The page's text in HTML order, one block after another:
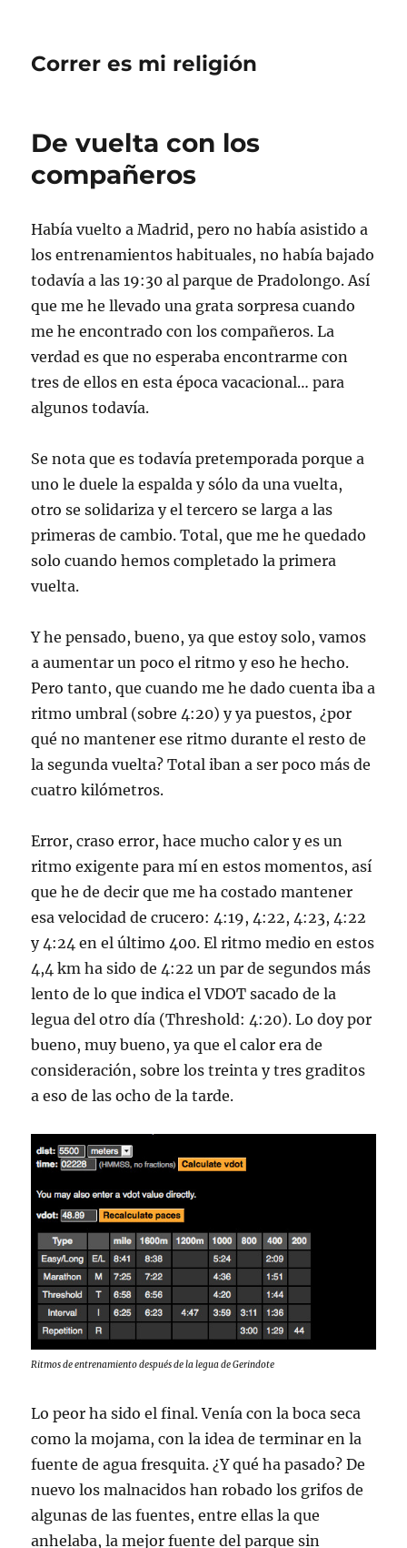
Correr es mi religión
De vuelta con los
compañeros
Había vuelto a Madrid, pero no había asistido a
los entrenamientos habituales, no había bajado
todavía a las 19:30 al parque de Pradolongo. Así
que me he llevado una grata sorpresa cuando
me he encontrado con los compañeros. La
verdad es que no esperaba encontrarme con
tres de ellos en esta época vacacional… para
algunos todavía.
Se nota que es todavía pretemporada porque a
uno le duele la espalda y sólo da una vuelta,
otro se solidariza y el tercero se larga a las
primeras de cambio. Total, que me he quedado
solo cuando hemos completado la primera
vuelta.
Y he pensado, bueno, ya que estoy solo, vamos
a aumentar un poco el ritmo y eso he hecho.
Pero tanto, que cuando me he dado cuenta iba a
ritmo umbral (sobre 4:20) y ya puestos, ¿por
qué no mantener ese ritmo durante el resto de
la segunda vuelta? Total iban a ser poco más de
cuatro kilómetros.
Error, craso error, hace mucho calor y es un
ritmo exigente para mí en estos momentos, así
que he de decir que me ha costado mantener
esa velocidad de crucero: 4:19, 4:22, 4:23, 4:22
y 4:24 en el último 400. El ritmo medio en estos
4,4 km ha sido de 4:22 un par de segundos más
lento de lo que indica el VDOT sacado de la
legua del otro día (Threshold: 4:20). Lo doy por
bueno, muy bueno, ya que el calor era de
consideración, sobre los treinta y tres graditos
a eso de las ocho de la tarde.
Ritmos de entrenamiento después de la legua de Gerindote
Lo peor ha sido el final. Venía con la boca seca
como la mojama, con la idea de terminar en la
fuente de agua fresquita. ¿Y qué ha pasado? De
nuevo los malnacidos han robado los grifos de
algunas de las fuentes, entre ellas la que
anhelaba, la mejor fuente del parque sin